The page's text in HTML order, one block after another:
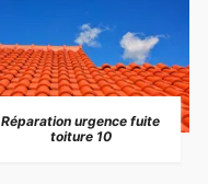
Réparation urgence fuite
toiture 10